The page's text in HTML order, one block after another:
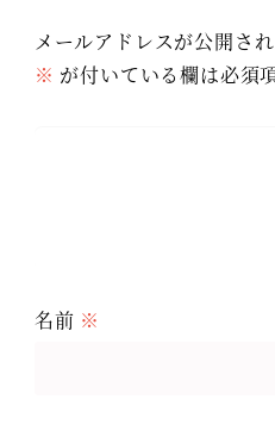
メールアドレスが公開さ
※ が付いている欄は必須
名前 ※